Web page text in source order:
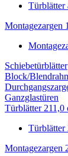
Montagezargen
Schiebetürblätter
Block/
Ganzglastüren
Türblätter 211,0
Türblätter
Montagezargen